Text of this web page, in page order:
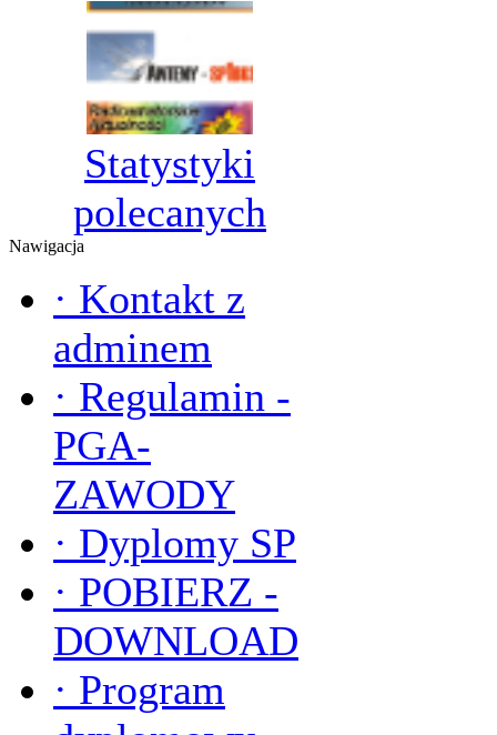
Statystyki
polecanych
Nawigacja
· Kontakt z
adminem
· Regulamin -
PGA-
ZAWODY
· Dyplomy SP
· POBIERZ -
DOWNLOAD
· Program